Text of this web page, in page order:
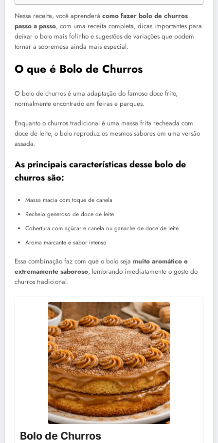
Nessa receita, você aprenderá como fazer bolo de churros
passo a passo, com uma receita completa, dicas importantes para
deixar o bolo mais fofinho e sugestões de variações que podem
tornar a sobremesa ainda mais especial.
O que é Bolo de Churros
O bolo de churros é uma adaptação do famoso doce frito,
normalmente encontrado em feiras e parques.
Enquanto o churros tradicional é uma massa frita recheada com
doce de leite, o bolo reproduz os mesmos sabores em uma versão
assada.
As principais características desse bolo de
churros são:
Massa macia com toque de canela
Recheio generoso de doce de leite
Cobertura com açúcar e canela ou ganache de doce de leite
Aroma marcante e sabor intenso
Essa combinação faz com que o bolo seja muito aromático e
extremamente saboroso, lembrando imediatamente o gosto do
churros tradicional.
Bolo de Churros